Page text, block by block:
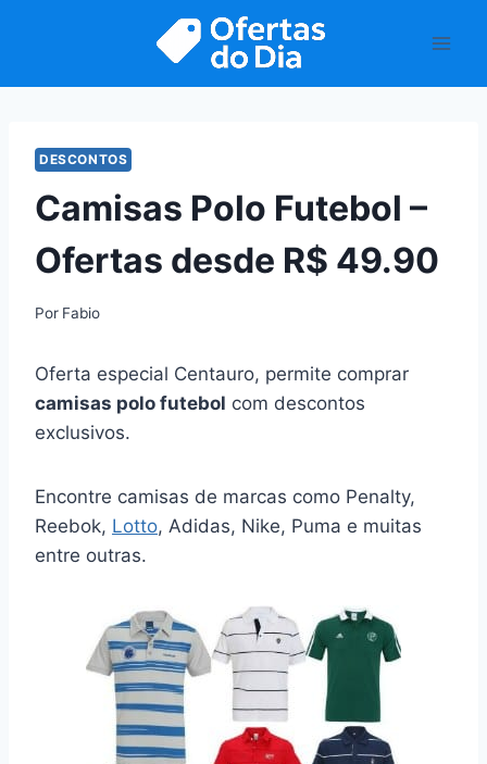
DESCONTOS
Camisas Polo Futebol –
Ofertas desde R$ 49.90
Por Fabio
Oferta especial Centauro, permite comprar
camisas polo futebol com descontos
exclusivos.
Encontre camisas de marcas como Penalty,
Reebok, Lotto, Adidas, Nike, Puma e muitas
entre outras.